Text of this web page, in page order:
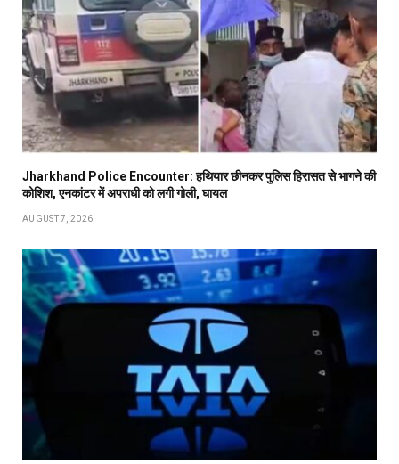
Jharkhand Police Encounter: हथियार छीनकर पुलिस हिरासत से भागने की
कोशिश, एनकांटर में अपराधी को लगी गोली, घायल
AUGUST 7, 2026